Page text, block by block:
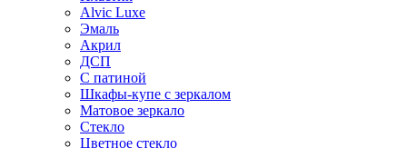
Alvic Luxe
Эмаль
Акрил
ДСП
С патиной
Шкафы-купе с зеркалом
Матовое зеркало
Стекло
Цветное стекло